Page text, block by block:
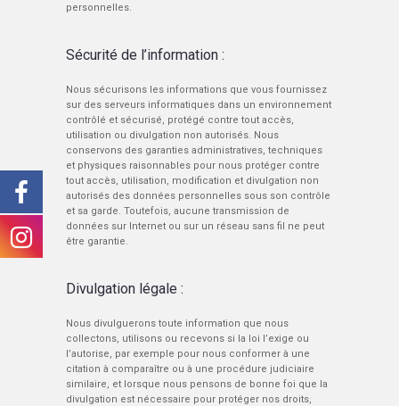
personnelles.
Sécurité de l’information :
Nous sécurisons les informations que vous fournissez
sur des serveurs informatiques dans un environnement
contrôlé et sécurisé, protégé contre tout accès,
utilisation ou divulgation non autorisés. Nous
conservons des garanties administratives, techniques
et physiques raisonnables pour nous protéger contre
tout accès, utilisation, modification et divulgation non
autorisés des données personnelles sous son contrôle
et sa garde. Toutefois, aucune transmission de
données sur Internet ou sur un réseau sans fil ne peut
être garantie.
Divulgation légale :
Nous divulguerons toute information que nous
collectons, utilisons ou recevons si la loi l’exige ou
l’autorise, par exemple pour nous conformer à une
citation à comparaître ou à une procédure judiciaire
similaire, et lorsque nous pensons de bonne foi que la
divulgation est nécessaire pour protéger nos droits,